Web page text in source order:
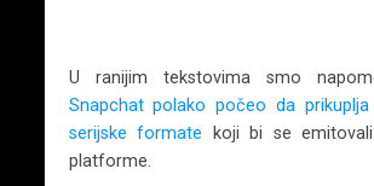
U ranijim tekstovima smo
Snapchat polako počeo da
serijske formate koji bi se
platforme.